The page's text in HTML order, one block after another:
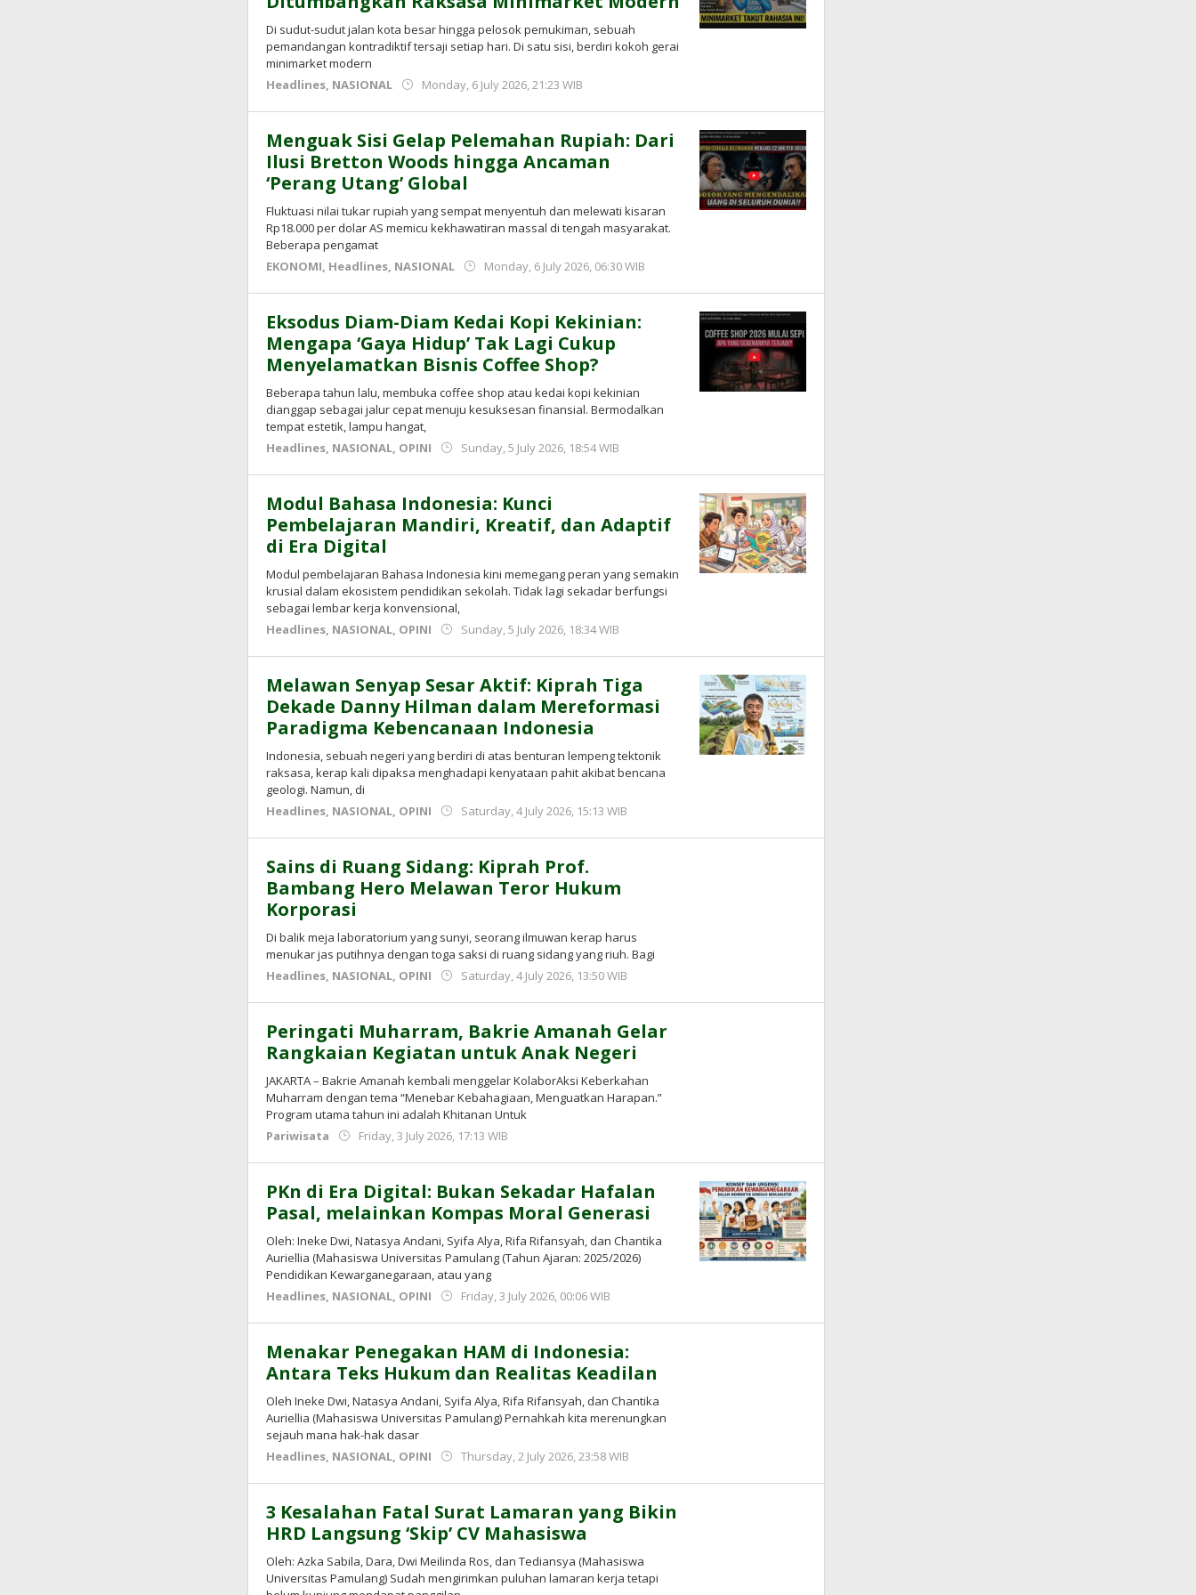
Di sudut-sudut jalan kota besar hingga pelosok pemukiman, sebuah
pemandangan kontradiktif tersaji setiap hari. Di satu sisi, berdiri kokoh gerai
minimarket modern
Headlines, NASIONAL Monday, 6 July 2026, 21:23 WIB
Kusnadi
Menguak Sisi Gelap Pelemahan Rupiah: Dari
Ilusi Bretton Woods hingga Ancaman
‘Perang Utang’ Global
Fluktuasi nilai tukar rupiah yang sempat menyentuh dan melewati kisaran
Rp18.000 per dolar AS memicu kekhawatiran massal di tengah masyarakat.
Beberapa pengamat
EKONOMI, Headlines, NASIONAL Monday, 6 July 2026, 06:30 WIB
Kusnadi
Eksodus Diam-Diam Kedai Kopi Kekinian:
Mengapa ‘Gaya Hidup’ Tak Lagi Cukup
Menyelamatkan Bisnis Coffee Shop?
Beberapa tahun lalu, membuka coffee shop atau kedai kopi kekinian
dianggap sebagai jalur cepat menuju kesuksesan finansial. Bermodalkan
tempat estetik, lampu hangat,
Headlines, NASIONAL, OPINI Sunday, 5 July 2026, 18:54 WIB
Kusnadi
Modul Bahasa Indonesia: Kunci
Pembelajaran Mandiri, Kreatif, dan Adaptif
di Era Digital
Modul pembelajaran Bahasa Indonesia kini memegang peran yang semakin
krusial dalam ekosistem pendidikan sekolah. Tidak lagi sekadar berfungsi
sebagai lembar kerja konvensional,
Headlines, NASIONAL, OPINI Sunday, 5 July 2026, 18:34 WIB
Kusnadi
Melawan Senyap Sesar Aktif: Kiprah Tiga
Dekade Danny Hilman dalam Mereformasi
Paradigma Kebencanaan Indonesia
Indonesia, sebuah negeri yang berdiri di atas benturan lempeng tektonik
raksasa, kerap kali dipaksa menghadapi kenyataan pahit akibat bencana
geologi. Namun, di
Headlines, NASIONAL, OPINI Saturday, 4 July 2026, 15:13 WIB
Kusnadi
Sains di Ruang Sidang: Kiprah Prof.
Bambang Hero Melawan Teror Hukum
Korporasi
Di balik meja laboratorium yang sunyi, seorang ilmuwan kerap harus
menukar jas putihnya dengan toga saksi di ruang sidang yang riuh. Bagi
Headlines, NASIONAL, OPINI Saturday, 4 July 2026, 13:50 WIB
Kusnadi
Peringati Muharram, Bakrie Amanah Gelar
Rangkaian Kegiatan untuk Anak Negeri
JAKARTA – Bakrie Amanah kembali menggelar KolaborAksi Keberkahan
Muharram dengan tema “Menebar Kebahagiaan, Menguatkan Harapan.”
Program utama tahun ini adalah Khitanan Untuk
Pariwisata
Friday, 3 July 2026, 17:13 WIB
Prawiranegara
PKn di Era Digital: Bukan Sekadar Hafalan
Pasal, melainkan Kompas Moral Generasi
Oleh: Ineke Dwi, Natasya Andani, Syifa Alya, Rifa Rifansyah, dan Chantika
Auriellia (Mahasiswa Universitas Pamulang (Tahun Ajaran: 2025/2026)
Pendidikan Kewarganegaraan, atau yang
Headlines, NASIONAL, OPINI Friday, 3 July 2026, 00:06 WIB
Kusnadi
Menakar Penegakan HAM di Indonesia:
Antara Teks Hukum dan Realitas Keadilan
Oleh Ineke Dwi, Natasya Andani, Syifa Alya, Rifa Rifansyah, dan Chantika
Auriellia (Mahasiswa Universitas Pamulang) Pernahkah kita merenungkan
sejauh mana hak-hak dasar
Headlines, NASIONAL, OPINI Thursday, 2 July 2026, 23:58 WIB
Kusnadi
3 Kesalahan Fatal Surat Lamaran yang Bikin
HRD Langsung ‘Skip’ CV Mahasiswa
Oleh: Azka Sabila, Dara, Dwi Meilinda Ros, dan Tediansya (Mahasiswa
Universitas Pamulang) Sudah mengirimkan puluhan lamaran kerja tetapi